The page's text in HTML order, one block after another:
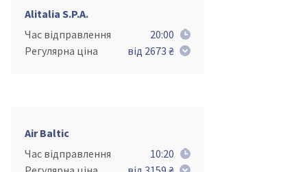
Alitalia S.P.A.
Час відправлення
20:00
Регулярна ціна
від 2673 ₴
Air Baltic
Час відправлення
10:20